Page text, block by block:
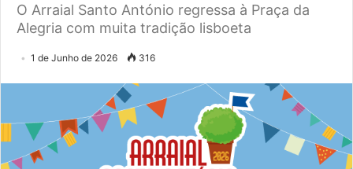
O Arraial Santo António regressa à Praça da
Alegria com muita tradição lisboeta
1 de Junho de 2026 316